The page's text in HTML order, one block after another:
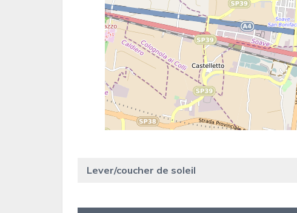
Lever/coucher de soleil